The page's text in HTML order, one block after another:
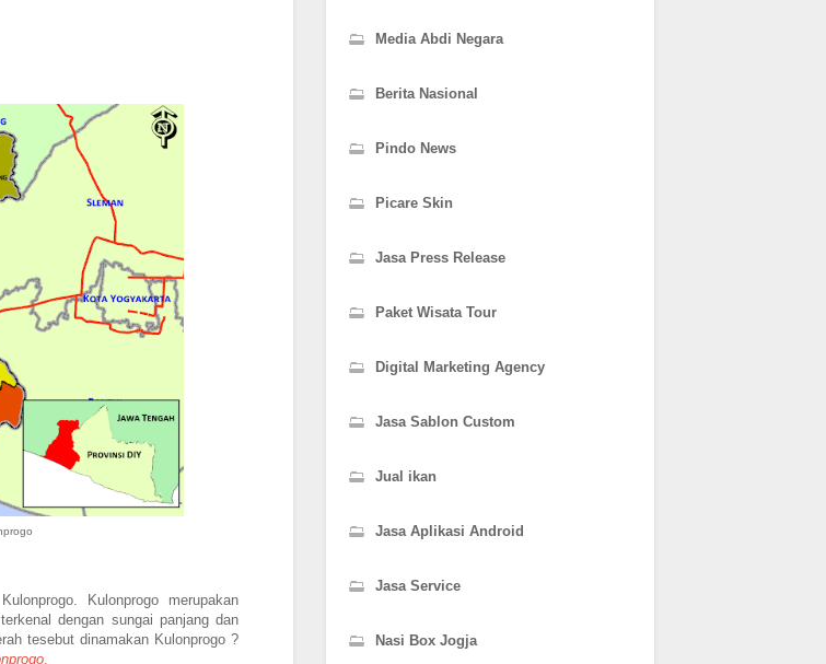
Kulonprogo merupakan
dengan sungai panjang dan
tesebut dinamakan Kulonprogo ?
.
Media Abdi Negara
Berita Nasional
Pindo News
Picare Skin
Jasa Press Release
Paket Wisata Tour
Digital Marketing Agency
Jasa Sablon Custom
Jual ikan
Jasa Aplikasi Android
Jasa Service
Nasi Box Jogja